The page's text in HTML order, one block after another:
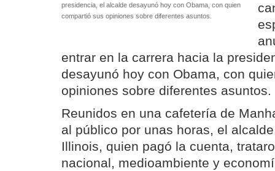
presidencia, el alcalde desayunó hoy con Obama, con quien
compartió sus opiniones sobre diferentes asuntos.
entrar en la carrera hacia la
desayunó hoy con Obama, con
opiniones sobre diferentes asuntos.
Reunidos en una cafetería de
al público por unas horas, el
Illinois, quien pagó la cuenta,
nacional, medioambiente y